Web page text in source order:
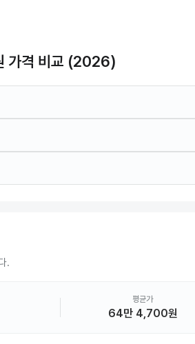
가격 비교 (2026)
.
평균가
64만 4,700원